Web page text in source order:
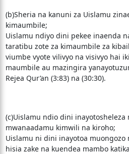
(b)Sheria na kanuni za Uislamu
kimaumbile;
Uislamu ndiyo dini pekee inaenda
taratibu zote za kimaumbile za
viumbe vyote vilivyo na visivyo hai
maumbile au mazingira
Rejea Qur’an (3:83) na (30:30).
(c)Uislamu ndio dini inayotosheleza
mwanaadamu kimwili na kiroho;
Uislamu ni dini inayotoa
hisia zake na kuendea mambo